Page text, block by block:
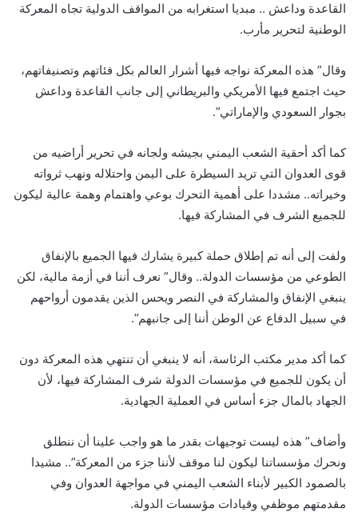
القاعدة وداعش .. مبديا استغرابه من المواقف الدولية تجاه المعركة
الوطنية لتحرير مأرب.
وقال” هذه المعركة نواجه فيها أشرار العالم بكل فئاتهم وتصنيفاتهم،
حيث اجتمع فيها الأمريكي والبريطاني إلى جانب القاعدة وداعش
بجوار السعودي والإماراتي”.
كما أكد أحقية الشعب اليمني بجيشه ولجانه في تحرير أراضيه من
قوى العدوان التي تريد السيطرة على اليمن واحتلاله ونهب ثرواته
وخيراته.. مشددا على أهمية التحرك بوعي واهتمام وهمة عالية ليكون
للجميع الشرف في المشاركة فيها.
ولفت إلى أنه تم إطلاق حملة كبيرة يشارك فيها الجميع بالإنفاق
الطوعي من مؤسسات الدولة.. وقال” نعرف أننا في أزمة مالية، لكن
ينبغي الإنفاق والمشاركة في النصر ويحس الذين يقدمون أرواحهم
في سبيل الدفاع عن الوطن أننا إلى جانبهم”.
كما أكد مدير مكتب الرئاسة، أنه لا ينبغي أن تنتهي هذه المعركة دون
أن يكون للجميع في مؤسسات الدولة شرف المشاركة فيها، لأن
الجهاد بالمال جزء أساس في العملية الجهادية.
وأضاف” هذه ليست توجيهات بقدر ما هو واجب علينا أن ننطلق
ونحرك مؤسساتنا ليكون لنا موقف لأننا جزء من المعركة”.. مشيدا
بالصمود الكبير لأبناء الشعب اليمني في مواجهة العدوان وفي
مقدمتهم موظفي وقيادات مؤسسات الدولة.